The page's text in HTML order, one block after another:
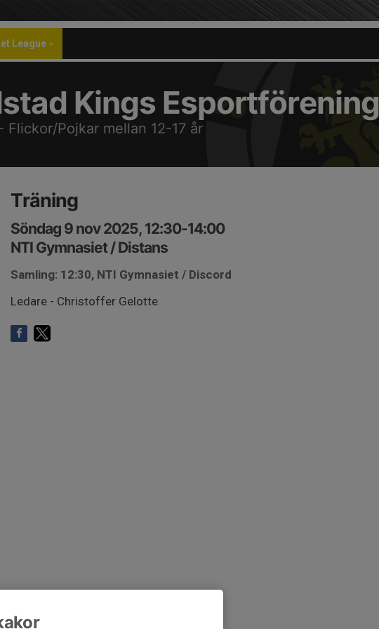
League
Kings Esportförening
Flickor/Pojkar mellan 12-17 år
Träning
Söndag 9 nov 2025, 12:30-14:00
NTI Gymnasiet / Distans
Samling: 12:30, NTI Gymnasiet / Discord
Ledare - Christoffer Gelotte